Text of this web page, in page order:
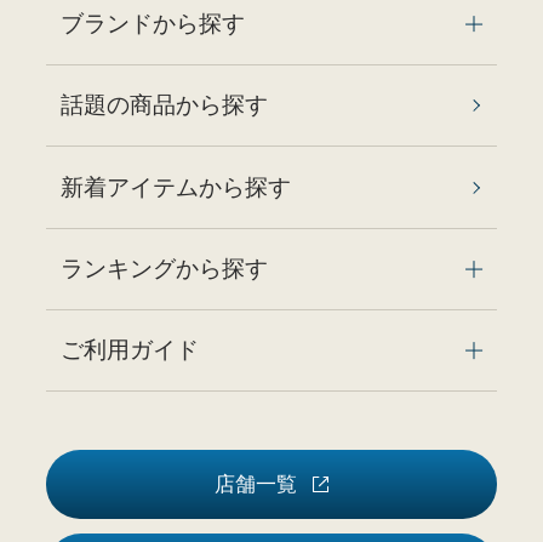
ブランドから探す
話題の商品から探す
新着アイテムから探す
ランキングから探す
ご利用ガイド
店舗一覧